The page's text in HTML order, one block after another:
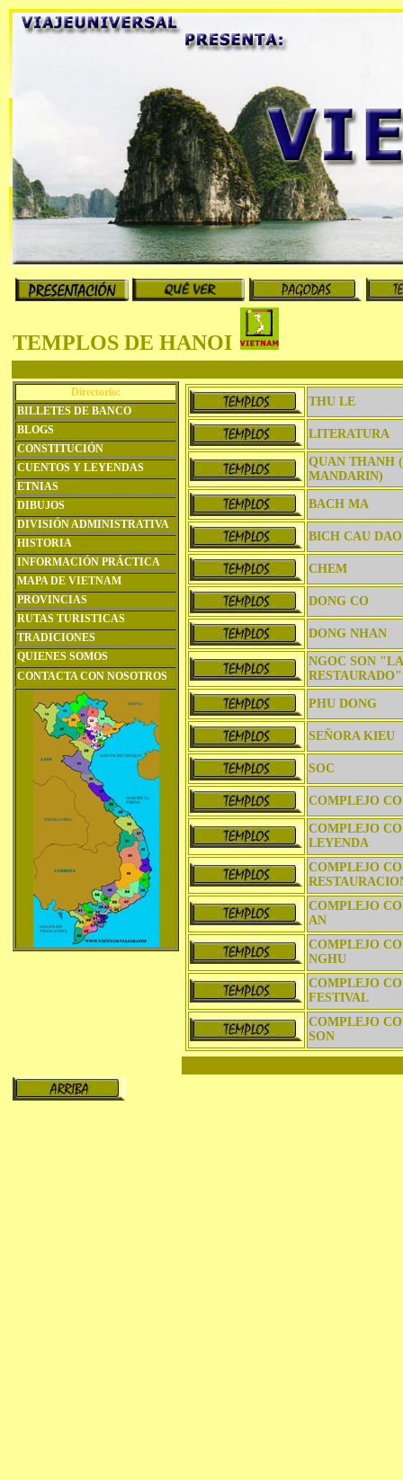
TEMPLOS DE HANOI
Directorio:
BILLETES DE BANCO
BLOGS
CONSTITUCIÓN
CUENTOS Y LEYENDAS
ETNIAS
DIBUJOS
DIVISIÓN ADMINISTRATIVA
HISTORIA
INFORMACIÓN PRÁCTICA
MAPA DE VIETNAM
PROVINCIAS
RUTAS TURISTICAS
TRADICIONES
QUIENES SOMOS
CONTACTA CON NOSOTROS
THU LE
LITERATURA
QUAN THANH
MANDARIN)
BACH MA
BICH CAU DAO
CHEM
DONG CO
DONG NHAN
NGOC SON
RESTAURADO"
PHU DONG
SEÑORA KIEU
SOC
COMPLEJO
COMPLEJO
LEYENDA
COMPLEJO
COMPLEJO
AN
COMPLEJO
NGHU
COMPLEJO
FESTIVAL
COMPLEJO
SON